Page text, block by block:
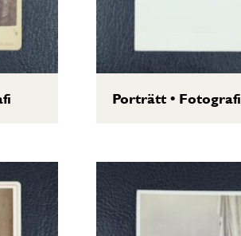
Porträtt• Fotografi